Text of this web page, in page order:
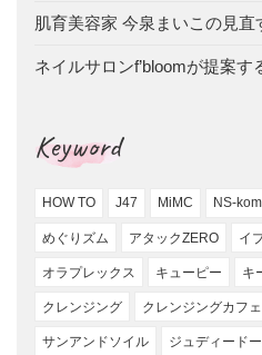
肌育美容家 今泉まいこの見直
ネイルサロンf’bloomが提案す
Keyword
HOW TO J47 MiMC NS-
めぐりズム アタックZERO イ
オラプレックス キューピー キ
クレンジング クレンジングカフェ
サンアンドソイル ジュディード